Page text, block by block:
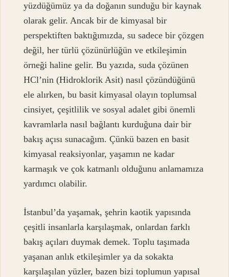
yüzdüğümüz ya da doğanın sunduğu bir kaynak
olarak gelir. Ancak bir de kimyasal bir
perspektiften baktığımızda, su sadece bir çözgen
değil, her türlü çözünürlüğün ve etkileşimin
örneği haline gelir. Bu yazıda, suda çözünen
HCl’nin (Hidroklorik Asit) nasıl çözündüğünü
ele alırken, bu basit kimyasal olayın toplumsal
cinsiyet, çeşitlilik ve sosyal adalet gibi önemli
kavramlarla nasıl bağlantı kurduğuna dair bir
bakış açısı sunacağım. Çünkü bazen en basit
kimyasal reaksiyonlar, yaşamın ne kadar
karmaşık ve çok katmanlı olduğunu anlamamıza
yardımcı olabilir.
İstanbul’da yaşamak, şehrin kaotik yapısında
çeşitli insanlarla karşılaşmak, onlardan farklı
bakış açıları duymak demek. Toplu taşımada
yaşanan anlık etkileşimler ya da sokakta
karşılaşılan yüzler, bazen bizi toplumun yapısal